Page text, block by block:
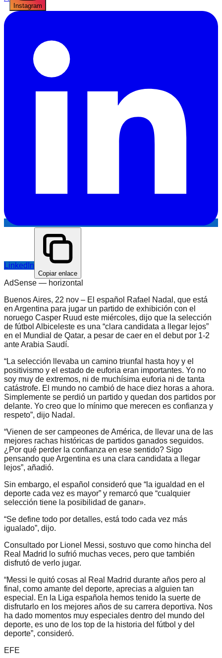
Instagram
LinkedIn
Copiar enlace
AdSense — horizontal
Buenos Aires, 22 nov – El español Rafael Nadal, que está
en Argentina para jugar un partido de exhibición con el
noruego Casper Ruud este miércoles, dijo que la selección
de fútbol Albiceleste es una “clara candidata a llegar lejos”
en el Mundial de Qatar, a pesar de caer en el debut por 1-2
ante Arabia Saudí.
“La selección llevaba un camino triunfal hasta hoy y el
positivismo y el estado de euforia eran importantes. Yo no
soy muy de extremos, ni de muchísima euforia ni de tanta
catástrofe. El mundo no cambió de hace diez horas a ahora.
Simplemente se perdió un partido y quedan dos partidos por
delante. Yo creo que lo mínimo que merecen es confianza y
respeto”, dijo Nadal.
“Vienen de ser campeones de América, de llevar una de las
mejores rachas históricas de partidos ganados seguidos.
¿Por qué perder la confianza en ese sentido? Sigo
pensando que Argentina es una clara candidata a llegar
lejos”, añadió.
Sin embargo, el español consideró que “la igualdad en el
deporte cada vez es mayor” y remarcó que “cualquier
selección tiene la posibilidad de ganar».
“Se define todo por detalles, está todo cada vez más
igualado”, dijo.
Consultado por Lionel Messi, sostuvo que como hincha del
Real Madrid lo sufrió muchas veces, pero que también
disfrutó de verlo jugar.
“Messi le quitó cosas al Real Madrid durante años pero al
final, como amante del deporte, aprecias a alguien tan
especial. En la Liga española hemos tenido la suerte de
disfrutarlo en los mejores años de su carrera deportiva. Nos
ha dado momentos muy especiales dentro del mundo del
deporte, es uno de los top de la historia del fútbol y del
deporte”, consideró.
EFE